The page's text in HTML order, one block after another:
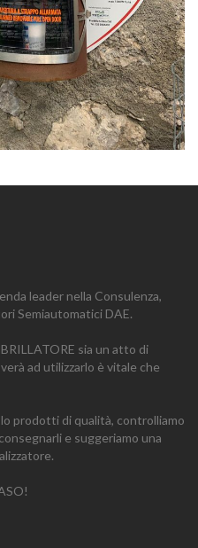
leader nella Consulenza,
Semiautomatici DAE.
sia un atto di
ad utilizzarlo è vitale che
prodotti di qualità, controlliamo
e suggeriamo una